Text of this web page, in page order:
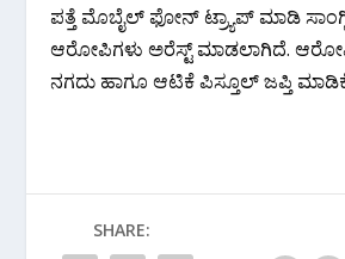
ಪತ್ತೆ ಮೊಬೈಲ್ ಫೋನ್ ಟ್ರ್ಯಾಪ್ ಮಾಡಿ
ಆರೋಪಿಗಳು‌ ಅರೆಸ್ಟ್ ಮಾಡಲಾಗಿದೆ.
ನಗದು ಹಾಗೂ ಆಟಿಕೆ ಪಿಸ್ತೂಲ್ ಜಪ್ತಿ
SHARE: